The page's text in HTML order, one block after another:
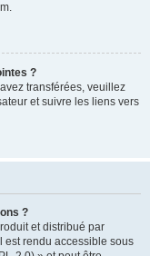
?
transférées, veuillez
et suivre les liens vers
?
et distribué par
est rendu accessible sous